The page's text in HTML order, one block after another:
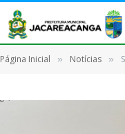
Página Inicial » Notícias »